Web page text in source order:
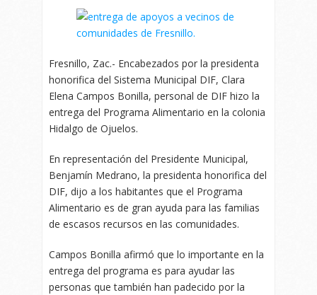
Fresnillo, Zac.- Encabezados por la presidenta
honorifica del Sistema Municipal DIF, Clara
Elena Campos Bonilla, personal de DIF hizo la
entrega del Programa Alimentario en la colonia
Hidalgo de Ojuelos.
En representación del Presidente Municipal,
Benjamín Medrano, la presidenta honorifica del
DIF, dijo a los habitantes que el Programa
Alimentario es de gran ayuda para las familias
de escasos recursos en las comunidades.
Campos Bonilla afirmó que lo importante en la
entrega del programa es para ayudar las
personas que también han padecido por la